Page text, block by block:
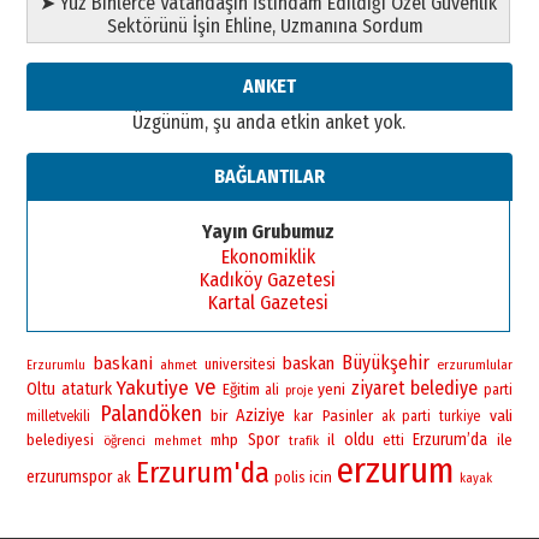
”Reisimiz” idi… Hakka yürüdü.!
26 Mart 2026 Perşembe
gönül adamı Faruk Terzioğlu!
Başkan Sekmen’den Erzurum’a
bir vizyon proje daha!
02 Ağustos 2026 Pazar
Sektörünü İşin Ehline, Uzmanına Sordum
ANKET
Üzgünüm, şu anda etkin anket yok.
BAĞLANTILAR
Yayın Grubumuz
Ekonomiklik
Kadıköy Gazetesi
Kartal Gazetesi
Erzurumlu baskani ahmet universitesi baskan Büyükşehir erzurumlular
Oltu ataturk Yakutiye ve Eğitim ali proje yeni ziyaret belediye parti
milletvekili
Palandöken bir Aziziye kar Pasinler ak parti turkiye vali
belediyesi öğrenci mehmet mhp Spor trafik il oldu etti Erzurum’da ile
erzurumspor ak Erzurum'da polis icin erzurum kayak